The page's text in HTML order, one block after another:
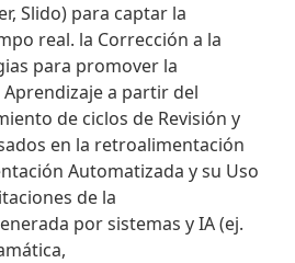
Slido) para captar la
real. la Corrección a la
para promover la
a partir del
de ciclos de Revisión y
en la retroalimentación
Automatizada y su Uso
de la
por sistemas y IA (ej.